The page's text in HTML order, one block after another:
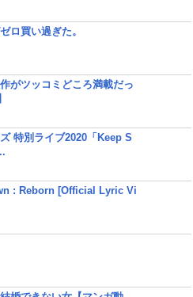
ロ買い過ぎた。
がツッコミどころ満載だっ
特別ライブ2020「Keep S
: Reborn [Official Lyric Vi